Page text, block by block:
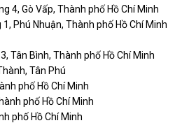
4, Gò Vấp, Thành phố Hồ Chí Minh
Phú Nhuận, Thành phố Hồ Chí Minh
Tân Bình, Thành phố Hồ Chí Minh
Tân Phú
phố Hồ Chí Minh
phố Hồ Chí Minh
phố Hồ Chí Minh